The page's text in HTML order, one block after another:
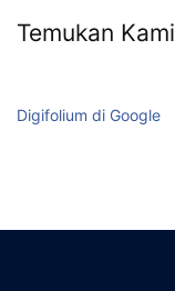
Temukan Kami
Digifolium di Google